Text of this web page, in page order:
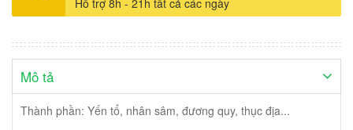
Hỗ trợ 8h - 21h tất cả các ngày
Mô tả
Thành phần: Yến tổ, nhân sâm, đương quy, thục địa...